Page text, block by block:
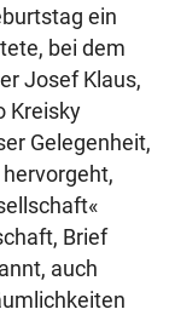
ein
bei dem
Josef Klaus,
Kreisky
Gelegenheit,
Brief
auch